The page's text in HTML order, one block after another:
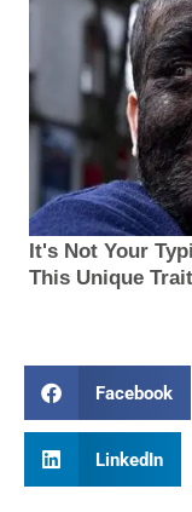
Facebook
LinkedIn